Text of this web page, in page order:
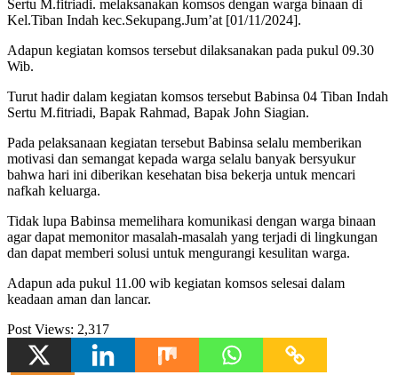
Sertu M.fitriadi. melaksanakan komsos dengan warga binaan di
Kel.Tiban Indah kec.Sekupang.Jum’at [01/11/2024].
Adapun kegiatan komsos tersebut dilaksanakan pada pukul 09.30
Wib.
Turut hadir dalam kegiatan komsos tersebut Babinsa 04 Tiban Indah
Sertu M.fitriadi, Bapak Rahmad, Bapak John Siagian.
Pada pelaksanaan kegiatan tersebut Babinsa selalu memberikan
motivasi dan semangat kepada warga selalu banyak bersyukur
bahwa hari ini diberikan kesehatan bisa bekerja untuk mencari
nafkah keluarga.
Tidak lupa Babinsa memelihara komunikasi dengan warga binaan
agar dapat memonitor masalah-masalah yang terjadi di lingkungan
dan dapat memberi solusi untuk mengurangi kesulitan warga.
Adapun ada pukul 11.00 wib kegiatan komsos selesai dalam
keadaan aman dan lancar.
Post Views: 2,317